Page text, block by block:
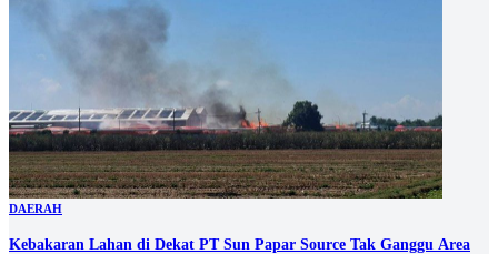
DAERAH
Kebakaran Lahan di Dekat PT Sun Papar Source Tak Ganggu Area